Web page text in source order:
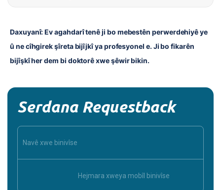
Daxuyanî: Ev agahdarî tenê ji bo mebestên perwerdehiyê ye
û ne cîhgirek şîreta bijîjkî ya profesyonel e. Ji bo fikarên
bijîşkî her dem bi doktorê xwe şêwir bikin.
Serdana Requestback